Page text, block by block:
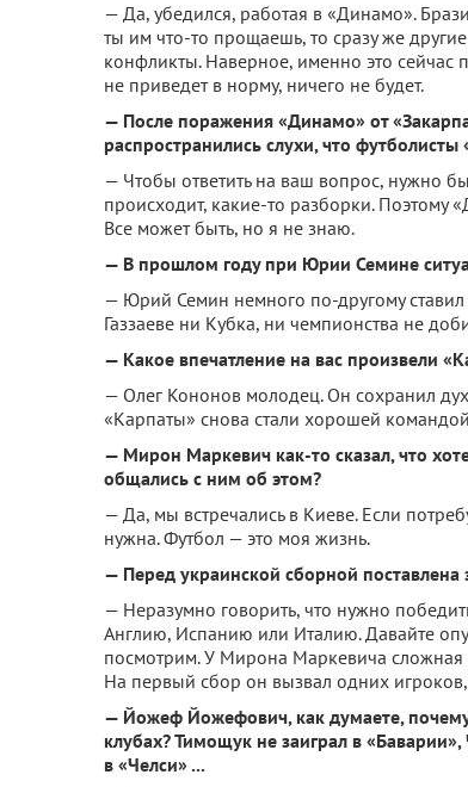
— Да, убедился, работая в «Динамо».
ты им что-то прощаешь, то сразу же
конфликты. Наверное, именно это сейчас
не приведет в норму, ничего не будет.
— После поражения «Динамо» от
распространились слухи, что
— Чтобы ответить на ваш вопрос, нужно
происходит, какие-то разборки. Поэтому
Все может быть, но я не знаю.
— В прошлом году при Юрии Семине
— Юрий Семин немного по-другому
Газзаеве ни Кубка, ни чемпионства не
— Какое впечатление на вас произвели
— Олег Кононов молодец. Он сохранил
«Карпаты» снова стали хорошей
— Мирон Маркевич как-то сказал, что
общались с ним об этом?
— Да, мы встречались в Киеве. Если
нужна. Футбол — это моя жизнь.
— Перед украинской сборной поставлена
— Неразумно говорить, что нужно
Англию, Испанию или Италию. Давайте
посмотрим. У Мирона Маркевича сложная
На первый сбор он вызвал одних
— Йожеф Йожефович, как думаете,
клубах? Тимощук не заиграл в
в «Челси» ...